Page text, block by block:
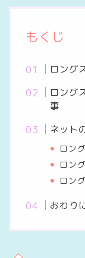
もくじ
ロング
ロング
事
ネット
ロン
ロン
ロン
おわり